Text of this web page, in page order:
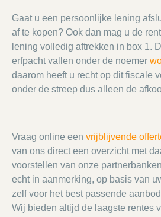
Gaat u een persoonlijke lening
af te kopen? Ook dan mag u de
lening volledig aftrekken in box 1.
erfpacht vallen onder de noemer
daarom heeft u recht op dit fiscale
onder de streep dus alleen de
Vraag online een vrijblijvende
van ons direct een overzicht met
voorstellen van onze
echt in aanmerking, op basis van
zelf voor het best passende
Wij bieden altijd de laagste rentes